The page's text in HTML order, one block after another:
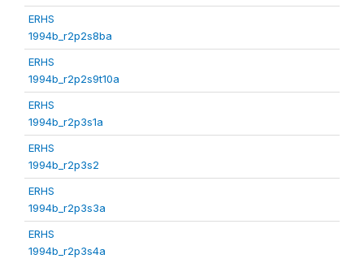
ERHS
1994b_r2p2s8ba
ERHS
1994b_r2p2s9t10a
ERHS
1994b_r2p3s1a
ERHS
1994b_r2p3s2
ERHS
1994b_r2p3s3a
ERHS
1994b_r2p3s4a